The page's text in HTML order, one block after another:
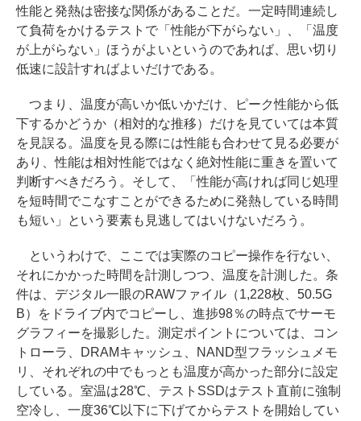
性能と発熱は密接な関係があることだ。一定時間連続し
て負荷をかけるテストで「性能が下がらない」、「温度
が上がらない」ほうがよいというのであれば、思い切り
低速に設計すればよいだけである。
つまり、温度が高いか低いかだけ、ピーク性能から低
下するかどうか（相対的な推移）だけを見ていては本質
を見誤る。温度を見る際には性能も合わせて見る必要が
あり、性能は相対性能ではなく絶対性能に重きを置いて
判断すべきだろう。そして、「性能が高ければ同じ処理
を短時間でこなすことができるために発熱している時間
も短い」という要素も見逃してはいけないだろう。
というわけで、ここでは実際のコピー操作を行ない、
それにかかった時間を計測しつつ、温度を計測した。条
件は、デジタル一眼のRAWファイル（1,228枚、50.5G
B）をドライブ内でコピーし、進捗98％の時点でサーモ
グラフィーを撮影した。測定ポイントについては、コン
トローラ、DRAMキャッシュ、NAND型フラッシュメモ
リ、それぞれの中でもっとも温度が高かった部分に設定
している。室温は28℃、テストSSDはテスト直前に強制
空冷し、一度36℃以下に下げてからテストを開始してい